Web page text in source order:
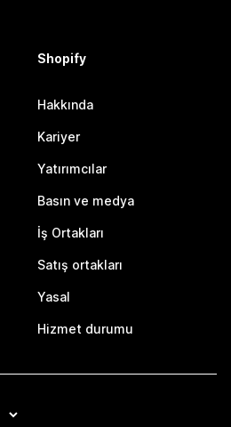
Shopify
Hakkında
Kariyer
Yatırımcılar
Basın ve medya
İş Ortakları
Satış ortakları
Yasal
Hizmet durumu